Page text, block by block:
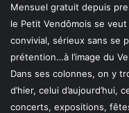
Mensuel gratuit depuis
le Petit Vendômois se
convivial, sérieux sans se
prétention…à l’image du
Dans ses colonnes, on y
d’hier, celui
concerts, expositions,